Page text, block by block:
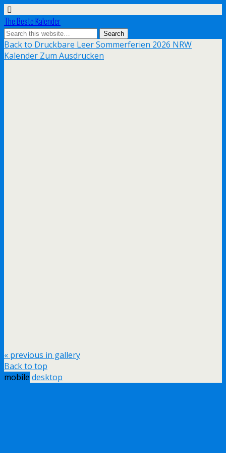
The Beste Kalender
Back to Druckbare Leer Sommerferien 2026 NRW
Kalender Zum Ausdrucken
« previous in gallery
Back to top
mobile desktop